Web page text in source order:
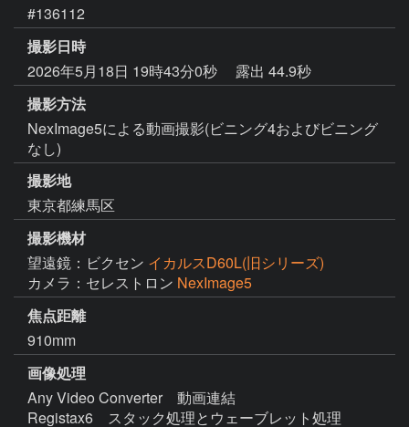
#136112
撮影日時
2026年5月18日 19時43分0秒
露出 44.9秒
撮影方法
NexImage5による動画撮影(ビニング4およびビニング
なし)
撮影地
東京都練馬区
撮影機材
望遠鏡：ビクセン イカルスD60L(旧シリーズ)
カメラ：セレストロン NexImage5
焦点距離
910mm
画像処理
Any Video Converter　動画連結
Registax6　スタック処理とウェーブレット処理